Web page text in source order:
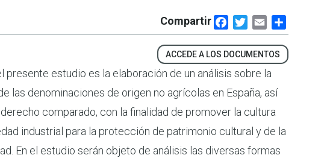
Compartir FacebookTwitterEmail
ACCEDE A LOS DOCUMENTOS
presente estudio es la elaboración de un análisis sobre la
las denominaciones de origen no agrícolas en España, así
comparado, con la finalidad de promover la cultura
industrial para la protección de patrimonio cultural y de la
En el estudio serán objeto de análisis las diversas formas